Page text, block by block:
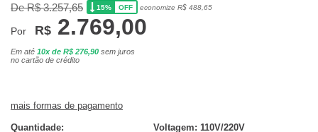
De R$ 3.257,65 15% OFF economize R$ 488,65
Por R$ 2.769,00
Em até 10x de R$ 276,90 sem juros
no cartão de crédito
mais formas de pagamento
Quantidade: Voltagem: 110V/220V